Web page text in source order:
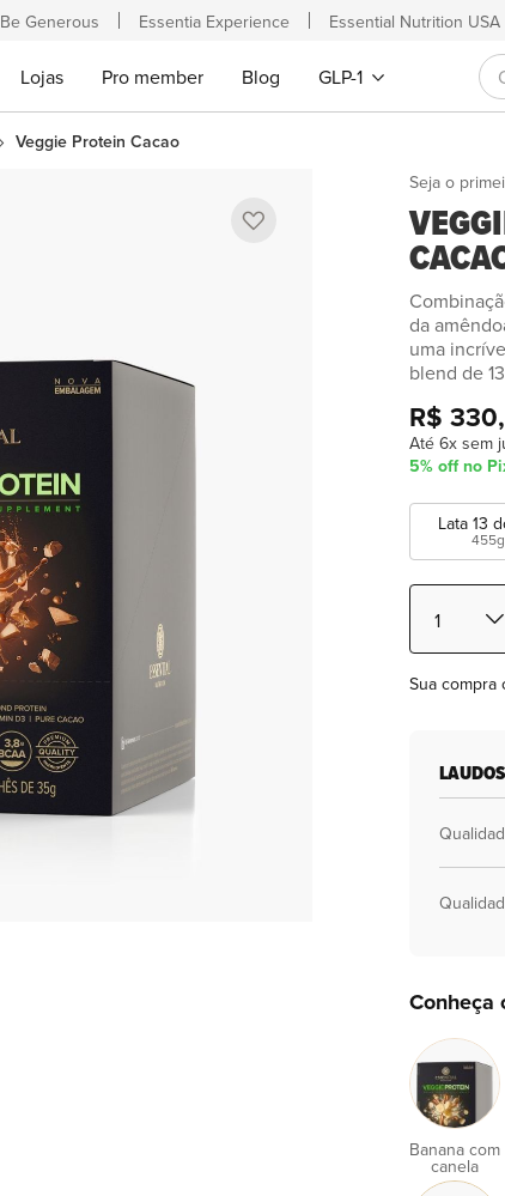
Lojas Pro member Blog GLP-1
Veggie Protein Cacao
Seja o
da
uma
blend de
R$
Até 6x sem
5% off no
Lata 13
455g
Sua
Conheça
Banana com
canela
Be Generous Essentia Experience Essential Nutrition USA